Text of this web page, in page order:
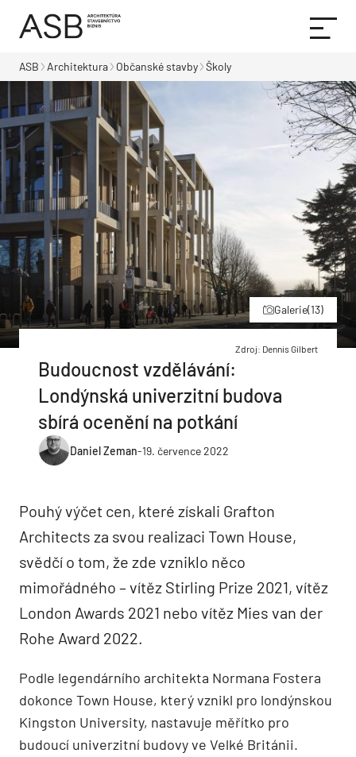
ASB Architektura Občanské stavby Školy
Galerie(13)
Zdroj: Dennis Gilbert
Budoucnost vzdělávání:
Londýnská univerzitní budova
sbírá ocenění na potkání
Daniel Zeman-19. července 2022
Pouhý výčet cen, které získali Grafton
Architects za svou realizaci Town House,
svědčí o tom, že zde vzniklo něco
mimořádného – vítěz Stirling Prize 2021, vítěz
London Awards 2021 nebo vítěz Mies van der
Rohe Award 2022.
Podle legendárního architekta Normana Fostera
dokonce Town House, který vznikl pro londýnskou
Kingston University, nastavuje měřítko pro
budoucí univerzitní budovy ve Velké Británii.